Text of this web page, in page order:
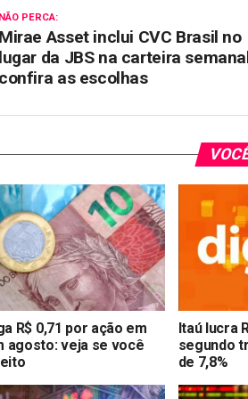
NÃO PERCA:
Mirae Asset inclui CVC Brasil no
lugar da JBS na carteira
confira as escolhas
R$ 0,71 por ação em
agosto: veja se você
Itaú lucra
segundo
de 7,8%